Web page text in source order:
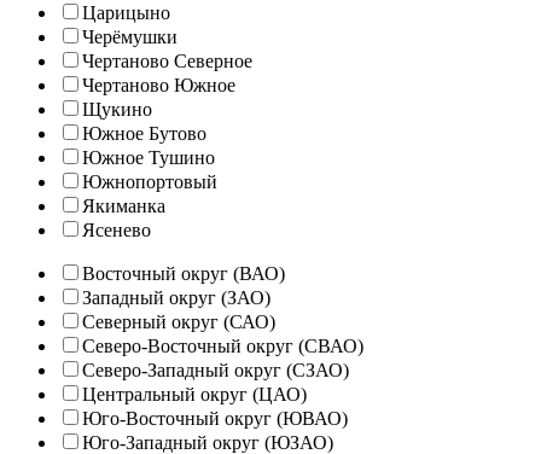
Царицыно
Черёмушки
Чертаново Северное
Чертаново Южное
Щукино
Южное Бутово
Южное Тушино
Южнопортовый
Якиманка
Ясенево
Восточный округ (ВАО)
Западный округ (ЗАО)
Северный округ (САО)
Северо-Восточный округ (СВАО)
Северо-Западный округ (СЗАО)
Центральный округ (ЦАО)
Юго-Восточный округ (ЮВАО)
Юго-Западный округ (ЮЗАО)